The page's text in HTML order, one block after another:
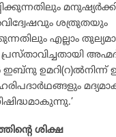
ശത്രുതയും
എല്ലാം
ഇബ്‌നു ഉമറി(റ)ല്‍നിന്ന്
ശിക്ഷ